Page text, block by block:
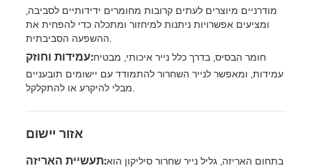
מודרניים מיוצרים לעתים קרובות מחומרים ידידותיים לסביבה,
ומציעים אפשרויות ניתנות למיחזור ומתכלה כדי להפחית את
ההשפעה הסביבתית.
עמידות וחוזק:חומר הבסיס, בדרך כלל נייר איכותי, מבטיח
עמידות, ומאפשר לנייר השחרור להתמודד עם יישומים תובעניים
מבלי להיקרע או להתקלקל.
אזור יישום
תעשיית האריזה:בתחום האריזה, גליל נייר שחרור סיליקון הוא